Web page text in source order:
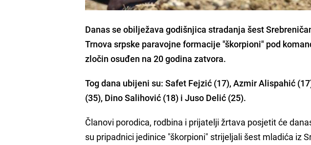
Danas se obilježava godišnjica stradanja šest
Trnova srpske paravojne formacije "škorpioni" pod
zločin osuđen na 20 godina zatvora.
Tog dana ubijeni su: Safet Fejzić (17), Azmir Alispahić
(35), Dino Salihović (18) i Juso Delić (25).
Članovi porodica, rodbina i prijatelji žrtava posjetit će
su pripadnici jedinice "škorpioni" strijeljali šest mladića iz